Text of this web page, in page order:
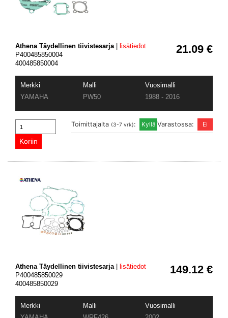
21.09 €
Athena Täydellinen tiivistesarja|
lisätiedot
P400485850004
400485850004
Merkki Malli
Vuosimalli
YAMAHA
PW50 1988 - 2016
Varastossa:
Toimittajalta (3-7 vrk):
149.12 €
Athena Täydellinen tiivistesarja|
lisätiedot
P400485850029
400485850029
Merkki Malli
Vuosimalli